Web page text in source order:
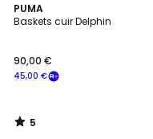
PUMA
Baskets cuir Delphin
45,00 €
90,00 €
5
/
5
/